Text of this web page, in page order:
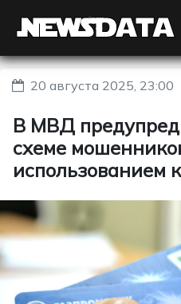
20 августа 2025, 23:00
В МВД
схеме
использованием